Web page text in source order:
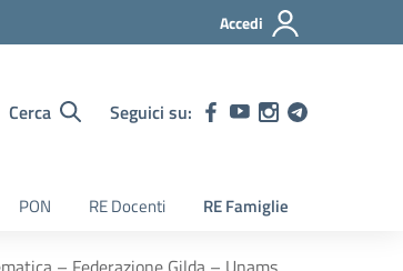
Accedi
Cerca Seguici su:
PON RE Docenti RE Famiglie